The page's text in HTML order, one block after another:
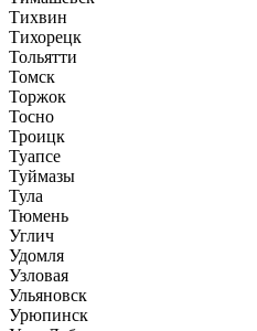
Тихвин
Тихорецк
Тольятти
Томск
Торжок
Тосно
Троицк
Туапсе
Туймазы
Тула
Тюмень
Углич
Удомля
Узловая
Ульяновск
Урюпинск